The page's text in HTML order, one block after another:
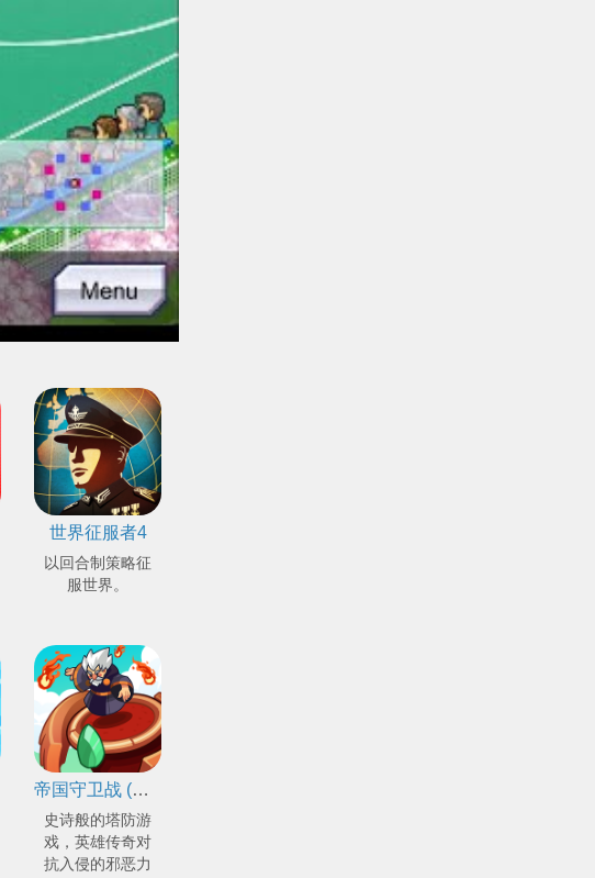
世界征服者4
以回合制策略征
服世界。
帝国守卫战 (Realm Defense)：英雄传奇塔防
史诗般的塔防游
戏，英雄传奇对
抗入侵的邪恶力